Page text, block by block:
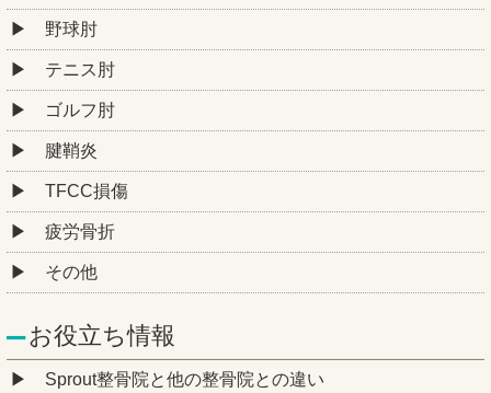
野球肘
テニス肘
ゴルフ肘
腱鞘炎
TFCC損傷
疲労骨折
その他
お役立ち情報
Sprout整骨院と他の整骨院との違い